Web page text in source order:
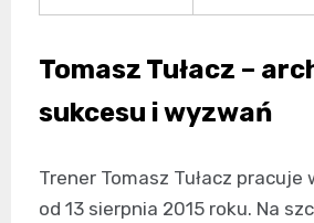
Tomasz Tułacz –
sukcesu i wyzwań
Trener Tomasz Tułacz pracuje
od 13 sierpnia 2015 roku. Na